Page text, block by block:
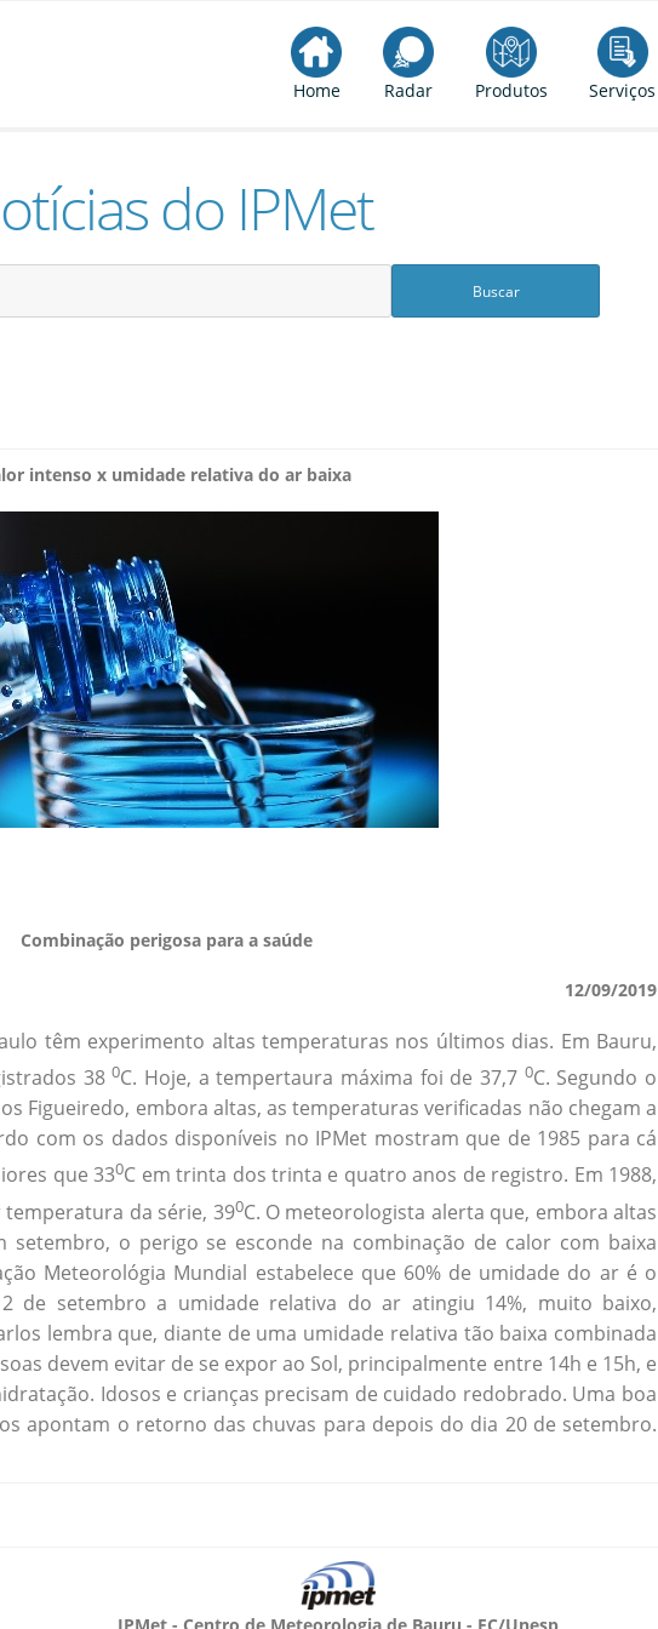
Home Radar Produtos Serviços
do IPMet
intenso x umidade relativa do ar baixa
Combinação perigosa para a saúde
12/09/2019
têm experimento altas temperaturas nos últimos dias. Em Bauru,
380C. Hoje, a tempertaura máxima foi de 37,7 0C. Segundo o
Figueiredo, embora altas, as temperaturas verificadas não chegam a
com os dados disponíveis no IPMet mostram que de 1985 para cá
que 330C em trinta dos trinta e quatro anos de registro. Em 1988,
da série, 390C. O meteorologista alerta que, embora altas
o perigo se esconde na combinação de calor com baixa
Meteorológia Mundial estabelece que 60% de umidade do ar é o
de setembro a umidade relativa do ar atingiu 14%, muito baixo,
lembra que, diante de uma umidade relativa tão baixa combinada
devem evitar de se expor ao Sol, principalmente entre 14h e 15h, e
Idosos e crianças precisam de cuidado redobrado. Uma boa
apontam o retorno das chuvas para depois do dia 20 de setembro.